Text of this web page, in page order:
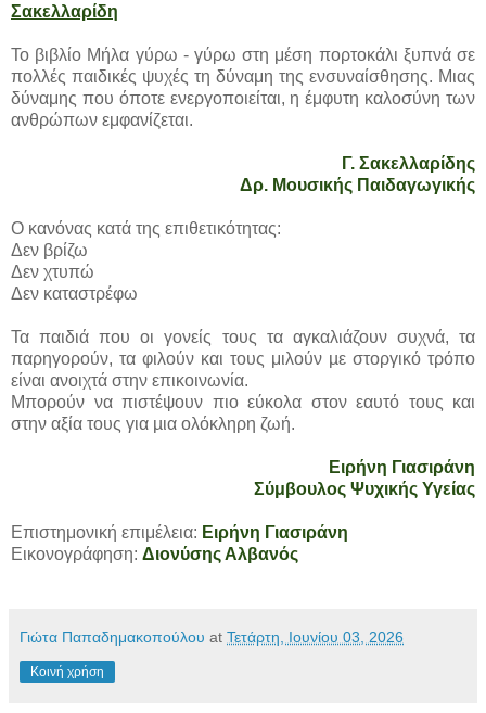
Σακελλαρίδη
Το βιβλίο Μήλα γύρω - γύρω στη μέση πορτοκάλι ξυπνά σε
πολλές παιδικές ψυχές τη δύναμη της ενσυναίσθησης. Μιας
δύναμης που όποτε ενεργοποιείται, η έμφυτη καλοσύνη των
ανθρώπων εμφανίζεται.
Γ. Σακελλαρίδης
Δρ. Μουσικής Παιδαγωγικής
Ο κανόνας κατά της επιθετικότητας:
Δεν βρίζω
Δεν χτυπώ
Δεν καταστρέφω
Τα παιδιά που οι γονείς τους τα αγκαλιάζουν συχνά, τα
παρηγορούν, τα φιλούν και τους μιλούν µε στοργικό τρόπο
είναι ανοιχτά στην επικοινωνία.
Μπορούν να πιστέψουν πιο εύκολα στον εαυτό τους και
στην αξία τους για µια ολόκληρη ζωή.
Ειρήνη Γιασιράνη
Σύμβουλος Ψυχικής Υγείας
Επιστημονική επιμέλεια: Ειρήνη Γιασιράνη
Εικονογράφηση: Διονύσης Αλβανός
Γιώτα Παπαδημακοπούλου at Τετάρτη, Ιουνίου 03, 2026
Κοινή χρήση